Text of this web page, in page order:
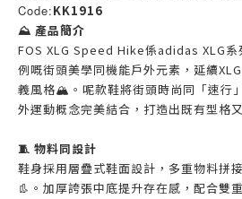
Code:KK1916
⛰️ 產品簡介
FOS XLG Speed Hike係adidas XLG系
例嘅街頭美學同機能戶外元素，延續
義風格🏔️。呢款鞋將街頭時尚同「速行
外運動概念完美結合，打造出既有型格
🧵 物料同設計
鞋身採用層疊式鞋面設計，多重物料拼
👢。加厚誇張中底提升存在感，配合雙